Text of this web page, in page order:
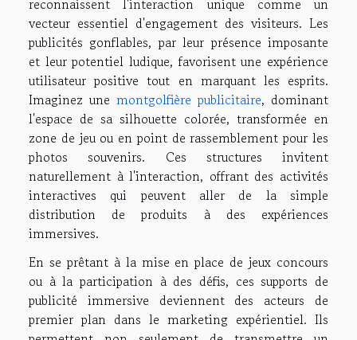
reconnaissent l'interaction unique comme un
vecteur essentiel d'engagement des visiteurs. Les
publicités gonflables, par leur présence imposante
et leur potentiel ludique, favorisent une expérience
utilisateur positive tout en marquant les esprits.
Imaginez une montgolfière publicitaire, dominant
l'espace de sa silhouette colorée, transformée en
zone de jeu ou en point de rassemblement pour les
photos souvenirs. Ces structures invitent
naturellement à l'interaction, offrant des activités
interactives qui peuvent aller de la simple
distribution de produits à des expériences
immersives.
En se prêtant à la mise en place de jeux concours
ou à la participation à des défis, ces supports de
publicité immersive deviennent des acteurs de
premier plan dans le marketing expérientiel. Ils